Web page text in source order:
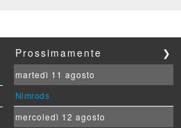
Prossimamente ❯
martedì 11 agosto
Nimrods
mercoledì 12 agosto